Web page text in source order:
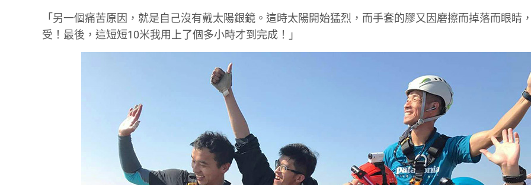
「另一個痛苦原因，就是自己沒有戴太陽銀鏡。這時太陽開始猛烈，而手套的膠又因磨擦而掉落而眼睛
受！最後，這短短10米我用上了個多小時才到完成！」